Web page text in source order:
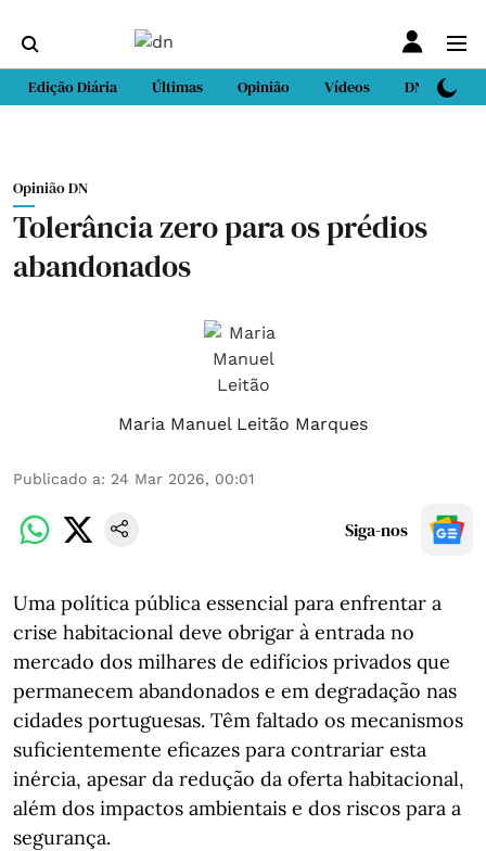
Edição Diária Últimas Opinião Vídeos DN Sport
Opinião DN
Tolerância zero para os prédios
abandonados
Maria Manuel Leitão Marques
Publicado a: 24 Mar 2026, 00:01
Siga-nos
Uma política pública essencial para enfrentar a
crise habitacional deve obrigar à entrada no
mercado dos milhares de edifícios privados que
permanecem abandonados e em degradação nas
cidades portuguesas. Têm faltado os mecanismos
suficientemente eficazes para contrariar esta
inércia, apesar da redução da oferta habitacional,
além dos impactos ambientais e dos riscos para a
segurança.